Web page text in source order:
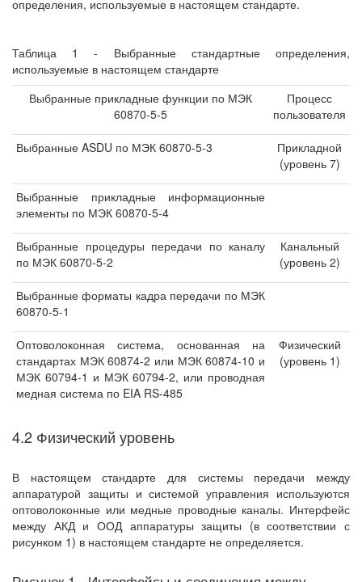
определения, используемые в настоящем стандарте.
Таблица 1 - Выбранные стандартные определения,
используемые в настоящем стандарте
Выбранные прикладные функции по МЭК
60870-5-5
Процесс
пользователя
Выбранные ASDU по МЭК 60870-5-3
Прикладной
(уровень 7)
Выбранные прикладные информационные
элементы по МЭК 60870-5-4
Выбранные процедуры передачи по каналу
по МЭК 60870-5-2
Канальный
(уровень 2)
Выбранные форматы кадра передачи по МЭК
60870-5-1
Оптоволоконная система, основанная на
стандартах МЭК 60874-2 или МЭК 60874-10 и
МЭК 60794-1 и МЭК 60794-2, или проводная
медная система по EIA RS-485
Физический
(уровень 1)
4.2 Физический уровень
В настоящем стандарте для системы передачи между
аппаратурой защиты и системой управления используются
оптоволоконные или медные проводные каналы. Интерфейс
между АКД и ООД аппаратуры защиты (в соответствии с
рисунком 1) в настоящем стандарте не определяется.